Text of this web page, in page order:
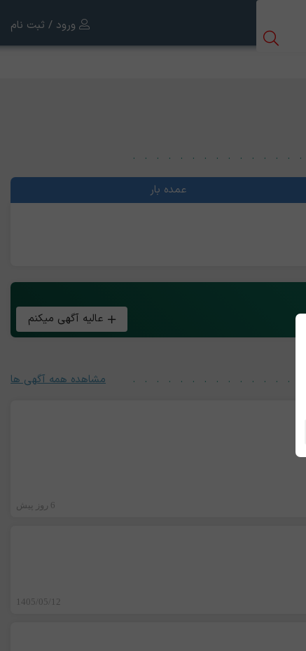
ورود / ثبت نام
عمده بار
عالیه آگهی میکنم
مشاهده همه آگهی ها
6 روز پیش
1405/05/12